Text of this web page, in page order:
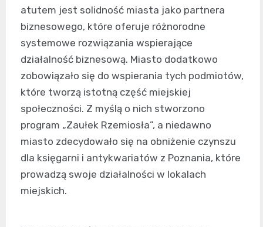
atutem jest solidność miasta jako partnera
biznesowego, które oferuje różnorodne
systemowe rozwiązania wspierające
działalność biznesową. Miasto dodatkowo
zobowiązało się do wspierania tych podmiotów,
które tworzą istotną część miejskiej
społeczności. Z myślą o nich stworzono
program „Zaułek Rzemiosła”, a niedawno
miasto zdecydowało się na obniżenie czynszu
dla księgarni i antykwariatów z Poznania, które
prowadzą swoje działalności w lokalach
miejskich.